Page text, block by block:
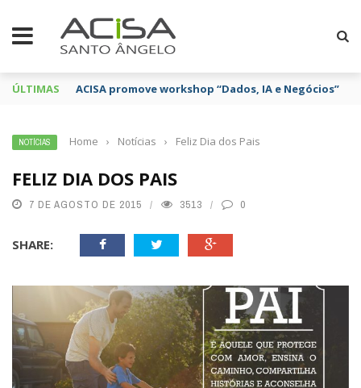
ÚLTIMAS ACISA promove workshop “Dados, IA e Negócios”
NOTÍCIAS Home › Notícias › Feliz Dia dos Pais
FELIZ DIA DOS PAIS
7 DE AGOSTO DE 2015 3513 0
SHARE: